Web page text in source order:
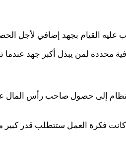
عليه القيام بجهد إضافي لأجل
محددة لمن يبذل أكبر جهد